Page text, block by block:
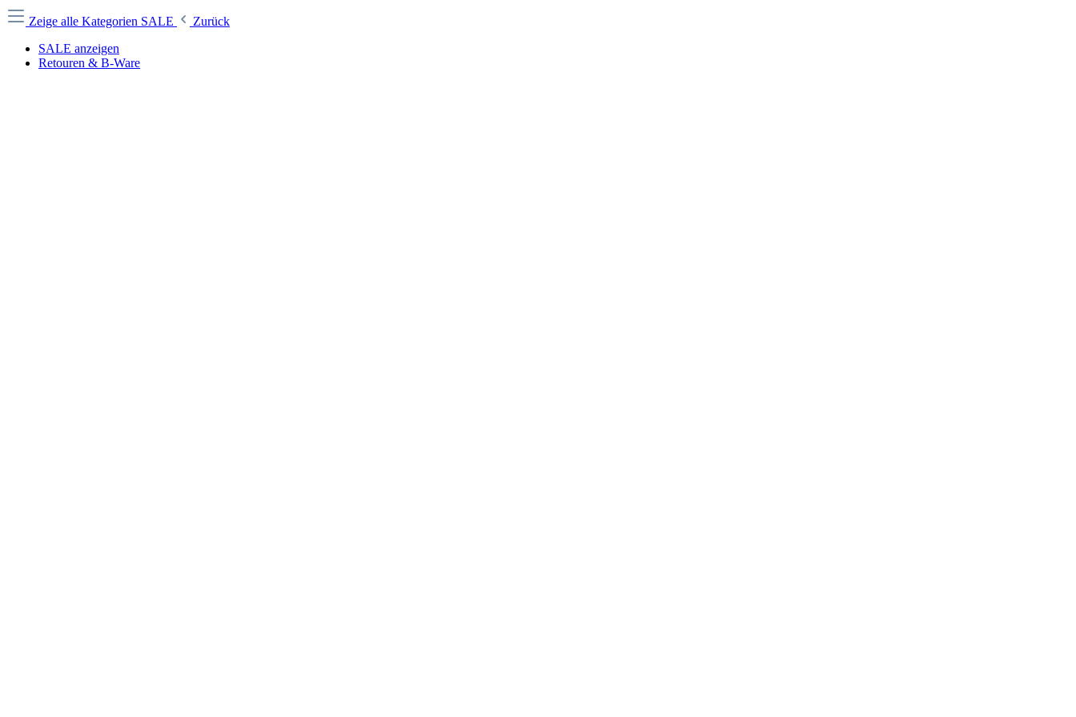
Zeige alle Kategorien SALE
Zurück
SALE anzeigen
Retouren & B-Ware